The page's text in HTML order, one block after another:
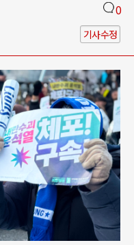
0
기사수정